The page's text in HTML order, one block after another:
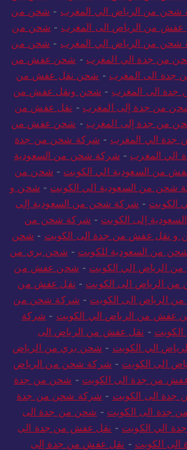
شحن من الرياض الى المغرب - شحن من
شحن من الرياض الي المغرب - شحن من
من الرياض الى المغرب - شحن من
شحن من الرياض الي المغرب- شحن من
من جدة الي المغرب- شحن عفش من
الى المغرب -شحن نقل عفش من
الى المغرب-شحن ونقل عفش من
من جدة إلى المغرب-نقل عفش من
من جدة إلى المغرب- شحن عفش من
جدة الي المغرب -شركة شحن من جدة
المغرب-شركة شحن من السعودية
من السعودية الي الكويت-شحن من
شحن من السعودية الي الكويت -شحن و
الكويت -شركة شحن من السعودية إلى
إلى الكويت- شركة شحن من
و نقل عفش من جدة الى الكويت - شحن
من السعودية للكويت-شحن بري من
الرياض الي الكويت- شحن عفش من
الرياض الى الكويت-نقل عفش من
الرياض الى الكويت -شركة شحن من
عفش من الرياض الي الكويت -شركة
-
نقل عفش من الرياض الى
الي الكويت - شحن بري من الرياض
الى الكويت-
شركة شحن من الرياض
من جدة الى الكويت-شحن من جدة
الى الكويت-شركة شحن من جدة
جدة الى الكويت-
شحن من جدة الى
الي الكويت-
نقل عفش من جدة الى